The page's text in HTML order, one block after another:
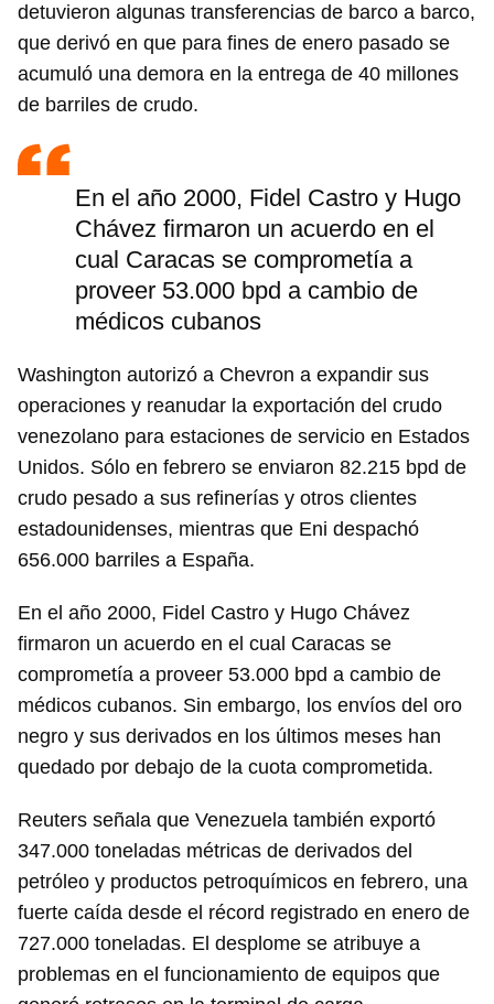
detuvieron algunas transferencias de barco a barco,
que derivó en que para fines de enero pasado se
acumuló una demora en la entrega de 40 millones
de barriles de crudo.
En el año 2000, Fidel Castro y Hugo
Chávez firmaron un acuerdo en el
cual Caracas se comprometía a
proveer 53.000 bpd a cambio de
médicos cubanos
Washington autorizó a Chevron a expandir sus
operaciones y reanudar la exportación del crudo
venezolano para estaciones de servicio en Estados
Unidos. Sólo en febrero se enviaron 82.215 bpd de
crudo pesado a sus refinerías y otros clientes
estadounidenses, mientras que Eni despachó
656.000 barriles a España.
En el año 2000, Fidel Castro y Hugo Chávez
firmaron un acuerdo en el cual Caracas se
comprometía a proveer 53.000 bpd a cambio de
médicos cubanos. Sin embargo, los envíos del oro
negro y sus derivados en los últimos meses han
quedado por debajo de la cuota comprometida.
Reuters señala que Venezuela también exportó
347.000 toneladas métricas de derivados del
petróleo y productos petroquímicos en febrero, una
fuerte caída desde el récord registrado en enero de
727.000 toneladas. El desplome se atribuye a
problemas en el funcionamiento de equipos que